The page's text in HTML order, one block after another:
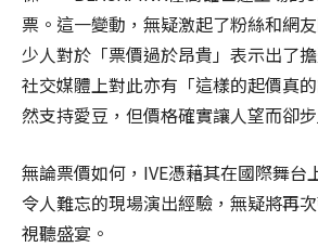
票。這一變動，無疑激起了粉絲和網
少人對於「票價過於昂貴」表示出了
社交媒體上對此亦有「這樣的起價真
然支持愛豆，但價格確實讓人望而卻
無論票價如何，IVE憑藉其在國際舞台
令人難忘的現場演出經驗，無疑將再
視聽盛宴。